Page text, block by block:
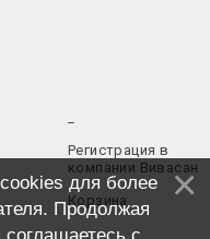
Регистрация в
компании Вивасан
Корзина
для более
Продолжая
с